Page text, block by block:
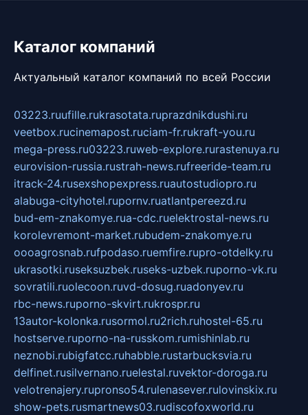
Каталог компаний
Актуальный каталог компаний по всей России
03223.ruufille.rukrasotata.ruprazdnikdushi.ru
veetbox.rucinemapost.ruciam-fr.rukraft-you.ru
mega-press.ru03223.ruweb-explore.rurastenuya.ru
eurovision-russia.rustrah-news.rufreeride-team.ru
itrack-24.rusexshopexpress.ruautostudiopro.ru
alabuga-cityhotel.rupornv.ruatlantpereezd.ru
bud-em-znakomye.rua-cdc.ruelektrostal-news.ru
korolevremont-market.rubudem-znakomye.ru
oooagrosnab.rufpodaso.ruemfire.rupro-otdelky.ru
ukrasotki.ruseksuzbek.ruseks-uzbek.ruporno-vk.ru
sovratili.ruolecoon.ruvd-dosug.ruadonyev.ru
rbc-news.ruporno-skvirt.rukrospr.ru
13autor-kolonka.rusormol.ru2rich.ruhostel-65.ru
hostserve.ruporno-na-russkom.rumishinlab.ru
neznobi.rubigfatcc.ruhabble.rustarbucksvia.ru
delfinet.rusilvernano.ruelestal.ruvektor-doroga.ru
velotrenajery.rupronso54.rulenasever.rulovinskix.ru
show-pets.rusmartnews03.rudiscofoxworld.ru